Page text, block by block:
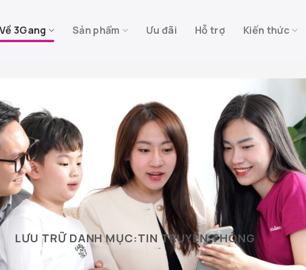
Về 3Gang Sản phẩm Ưu đãi Hỗ trợ Kiến thức
LƯU TRỮ DANH MỤC:TIN TRUYỀN THÔNG